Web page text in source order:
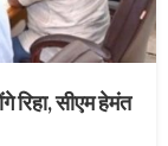
सीएम हेमंत